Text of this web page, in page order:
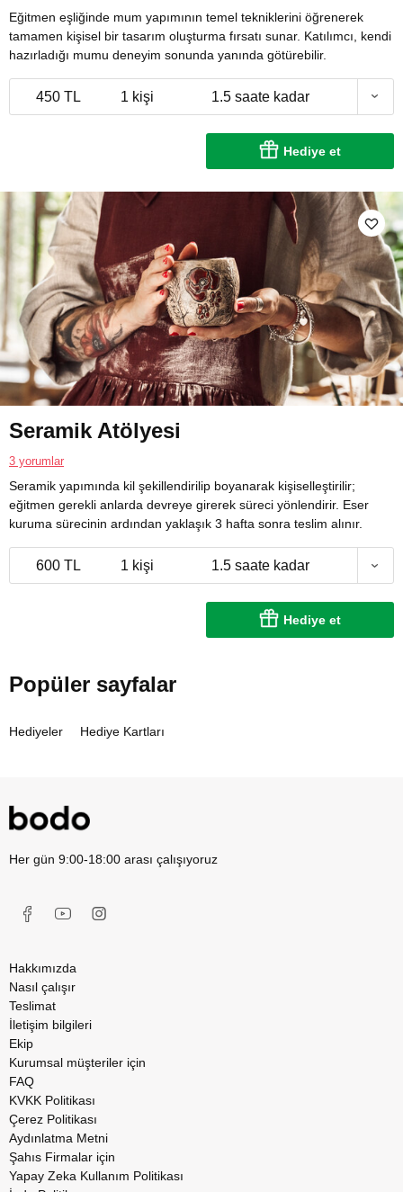
Eğitmen eşliğinde mum yapımının temel tekniklerini öğrenerek
tamamen kişisel bir tasarım oluşturma fırsatı sunar. Katılımcı, kendi
hazırladığı mumu deneyim sonunda yanında götürebilir.
450 TL 1 kişi 1.5 saate kadar
Hediye et
Seramik Atölyesi
3 yorumlar
Seramik yapımında kil şekillendirilip boyanarak kişiselleştirilir;
eğitmen gerekli anlarda devreye girerek süreci yönlendirir. Eser
kuruma sürecinin ardından yaklaşık 3 hafta sonra teslim alınır.
600 TL 1 kişi 1.5 saate kadar
Hediye et
Popüler sayfalar
Hediyeler Hediye Kartları
Her gün 9:00-18:00 arası çalışıyoruz
Hakkımızda
Nasıl çalışır
Teslimat
İletişim bilgileri
Ekip
Kurumsal müşteriler için
FAQ
KVKK Politikası
Çerez Politikası
Aydınlatma Metni
Şahıs Firmalar için
Yapay Zeka Kullanım Politikası